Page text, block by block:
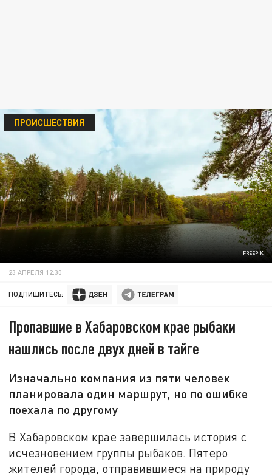
FREEPIK
ПРОИСШЕСТВИЯ
23 АПРЕЛЯ 12:30
ПОДПИШИТЕСЬ:
Пропавшие в Хабаровском крае рыбаки
нашлись после двух дней в тайге
Изначально компания из пяти человек
планировала один маршрут, но по ошибке
поехала по другому
В Хабаровском крае завершилась история с
исчезновением группы рыбаков. Пятеро
жителей города, отправившиеся на природу